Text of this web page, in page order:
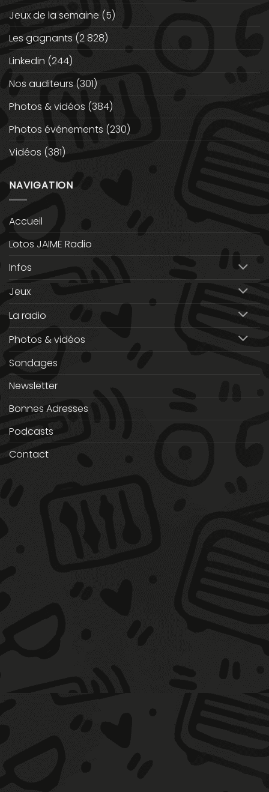
Jeux de la semaine (5)
Les gagnants (2 828)
Linkedin (244)
Nos auditeurs (301)
Photos & vidéos (384)
Photos événements (230)
Vidéos (381)
NAVIGATION
Accueil
Lotos JAIME Radio
Infos
Jeux
La radio
Photos & vidéos
Sondages
Newsletter
Bonnes Adresses
Podcasts
Contact